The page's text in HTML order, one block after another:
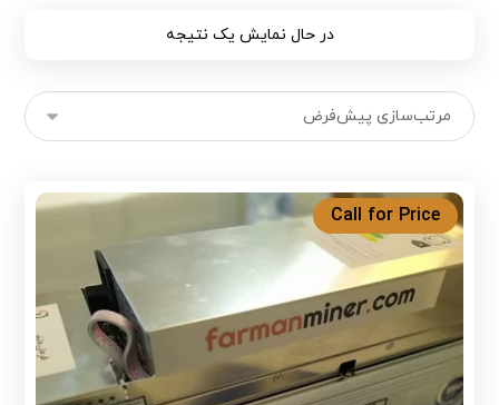
در حال نمایش یک نتیجه
Call for Price